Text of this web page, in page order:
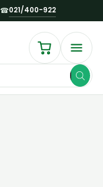
☎021/400-922